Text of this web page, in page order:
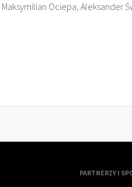
Ociepa, Aleksander
PARTNERZY I